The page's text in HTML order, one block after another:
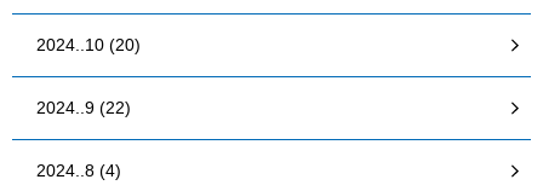
2024..10 (20)
2024..9 (22)
2024..8 (4)